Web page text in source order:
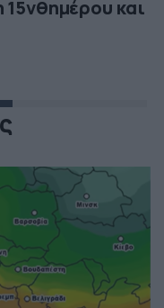
και